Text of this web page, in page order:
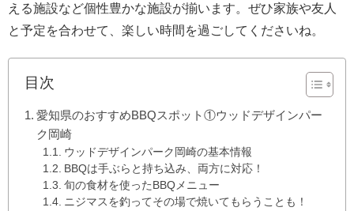
える施設など個性豊かな施設が揃います。ぜひ家族や友人
と予定を合わせて、楽しい時間を過ごしてくださいね。
目次
愛知県のおすすめBBQスポット①ウッドデザインパー
ク岡崎
ウッドデザインパーク岡崎の基本情報
BBQは手ぶらと持ち込み、両方に対応！
旬の食材を使ったBBQメニュー
ニジマスを釣ってその場で焼いてもらうことも！